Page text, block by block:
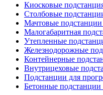
Киосковые
Столбовые
Мачтовые
Малогабаритная
Утепленные
Железнодорожные
Контейнерные
Внутрицеховые
Подстанции для
Бетонные